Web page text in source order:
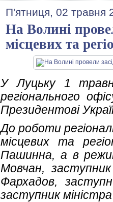
П'ятниця, 02 травня
На Волині
місцевих та
У Луцьку 1
регіонального
Президентові
До роботи
місцевих та
Пашинна, а в
Мовчан,
Фархадов,
заступник